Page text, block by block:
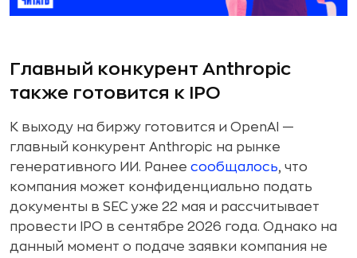
Главный конкурент Anthropic
также готовится к IPO
К выходу на биржу готовится и OpenAI —
главный конкурент Anthropic на рынке
генеративного ИИ. Ранее сообщалось, что
компания может конфиденциально подать
документы в SEC уже 22 мая и рассчитывает
провести IPO в сентябре 2026 года. Однако на
данный момент о подаче заявки компания не